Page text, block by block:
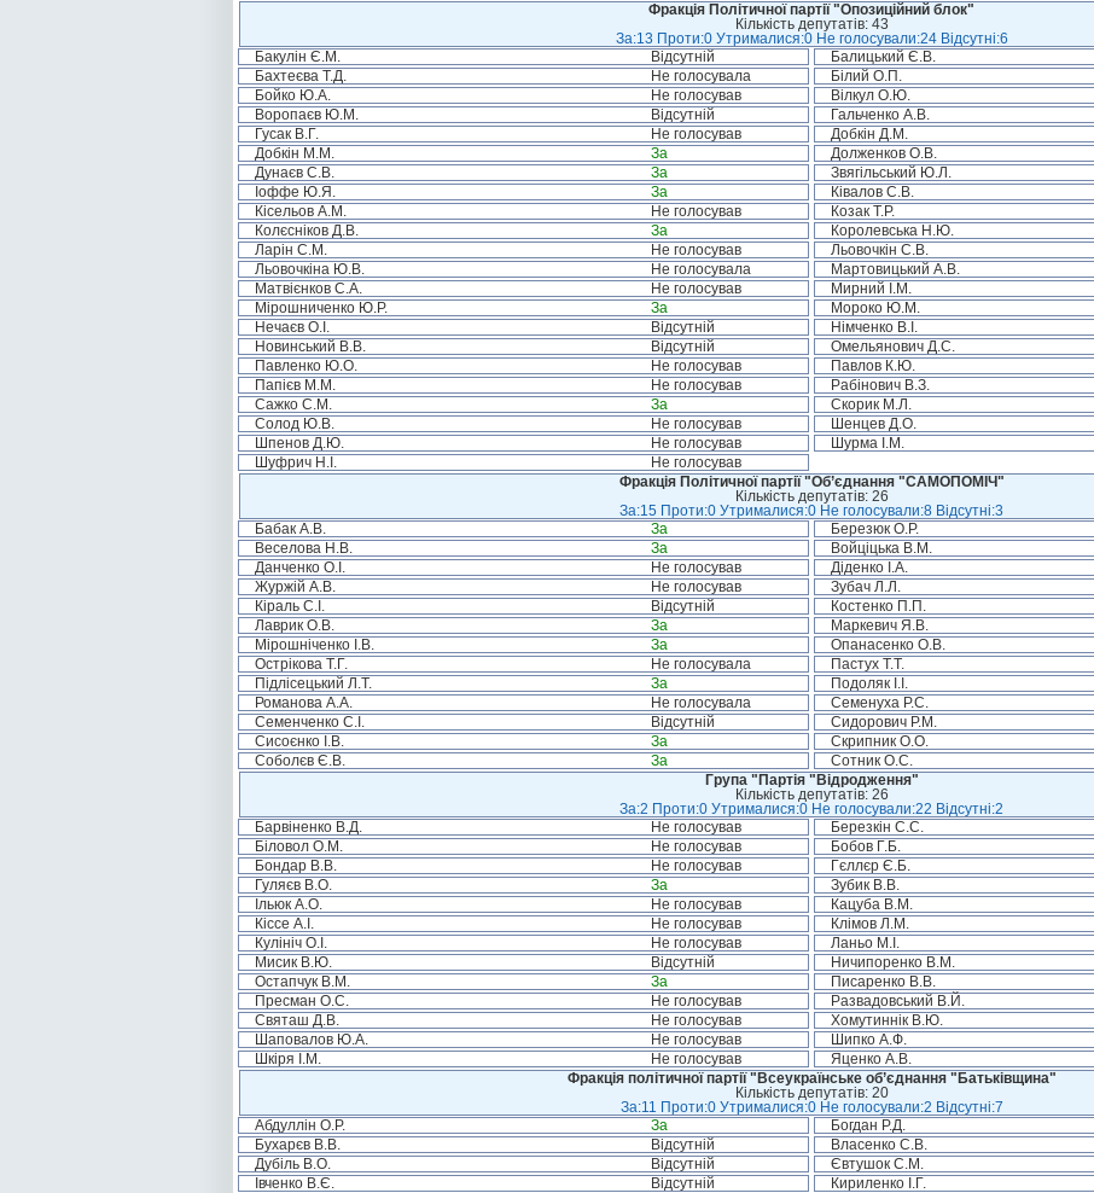
Фракція Політичної партії "Опозиційний блок"
Кількість депутатів: 43
За:13 Проти:0 Утрималися:0 Не голосували:24 Відсутні:6
Бакулін Є.М.
Відсутній Балицький Є.В.
Бахтеєва Т.Д.
Не голосувала Білий О.П.
Бойко Ю.А.
Не голосував Вілкул О.Ю.
Воропаєв Ю.М.
Відсутній Гальченко А.В.
Гусак В.Г.
Не голосував Добкін Д.М.
Добкін М.М.
За Долженков О.В.
Дунаєв С.В.
За Звягільський Ю.Л.
Іоффе Ю.Я.
За Ківалов С.В.
Кісельов А.М.
Не голосував Козак Т.Р.
Колєсніков Д.В.
За Королевська Н.Ю.
Ларін С.М.
Не голосував Льовочкін С.В.
Льовочкіна Ю.В.
Не голосувала Мартовицький А.В.
Матвієнков С.А.
Не голосував Мирний І.М.
Мірошниченко Ю.Р.
За Мороко Ю.М.
Нечаєв О.І.
Відсутній Німченко В.І.
Новинський В.В.
Відсутній Омельянович Д.С.
Павленко Ю.О.
Не голосував Павлов К.Ю.
Папієв М.М.
Не голосував Рабінович В.З.
Сажко С.М.
За Скорик М.Л.
Солод Ю.В.
Не голосував Шенцев Д.О.
Шпенов Д.Ю.
Не голосував Шурма І.М.
Шуфрич Н.І.
Не голосував
Фракція Політичної партії "Об’єднання "САМОПОМІЧ"
Кількість депутатів: 26
За:15 Проти:0 Утрималися:0 Не голосували:8 Відсутні:3
Бабак А.В.
За Березюк О.Р.
Веселова Н.В.
За Войціцька В.М.
Данченко О.І.
Не голосував Діденко І.А.
Журжій А.В.
Не голосував Зубач Л.Л.
Кіраль С.І.
Відсутній Костенко П.П.
Лаврик О.В.
За Маркевич Я.В.
Мірошніченко І.В.
За Опанасенко О.В.
Острікова Т.Г.
Не голосувала Пастух Т.Т.
Підлісецький Л.Т.
За Подоляк І.І.
Романова А.А.
Не голосувала Семенуха Р.С.
Семенченко С.І.
Відсутній Сидорович Р.М.
Сисоєнко І.В.
За Скрипник О.О.
Соболєв Є.В.
За Сотник О.С.
Група "Партія "Відродження"
Кількість депутатів: 26
За:2 Проти:0 Утрималися:0 Не голосували:22 Відсутні:2
Барвіненко В.Д.
Не голосував Березкін С.С.
Біловол О.М.
Не голосував Бобов Г.Б.
Бондар В.В.
Не голосував Гєллєр Є.Б.
Гуляєв В.О.
За Зубик В.В.
Ільюк А.О.
Не голосував Кацуба В.М.
Кіссе А.І.
Не голосував Клімов Л.М.
Кулініч О.І.
Не голосував Ланьо М.І.
Мисик В.Ю.
Відсутній Ничипоренко В.М.
Остапчук В.М.
За Писаренко В.В.
Пресман О.С.
Не голосував Развадовський В.Й.
Святаш Д.В.
Не голосував Хомутиннік В.Ю.
Шаповалов Ю.А.
Не голосував Шипко А.Ф.
Шкіря І.М.
Не голосував Яценко А.В.
Фракція політичної партії "Всеукраїнське об’єднання "Батьківщина"
Кількість депутатів: 20
За:11 Проти:0 Утрималися:0 Не голосували:2 Відсутні:7
Абдуллін О.Р.
За Богдан Р.Д.
Бухарєв В.В.
Відсутній Власенко С.В.
Дубіль В.О.
Відсутній Євтушок С.М.
Івченко В.Є.
Відсутній Кириленко І.Г.